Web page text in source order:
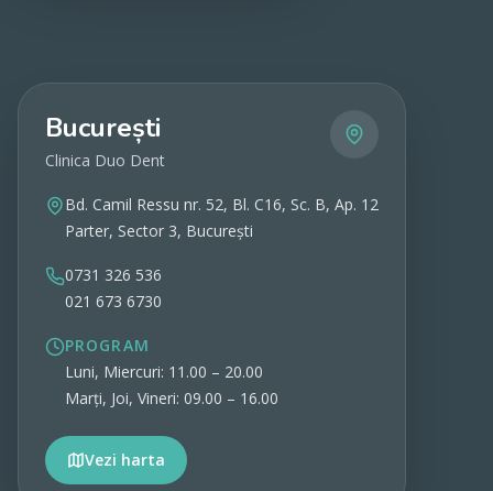
București
Clinica Duo Dent
Bd. Camil Ressu nr. 52, Bl. C16, Sc. B, Ap. 12
Parter, Sector 3, București
0731 326 536
021 673 6730
PROGRAM
Luni, Miercuri: 11.00 – 20.00
Marți, Joi, Vineri: 09.00 – 16.00
Vezi harta